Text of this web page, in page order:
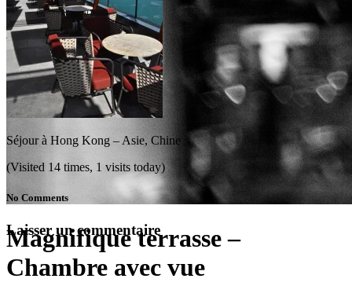
Magnifique terrasse –
Chambre avec vue
Séjour à Hong Kong – Asie, Chine
(Visited 14 times, 1 visits today)
No Comments
Laisser un commentaire